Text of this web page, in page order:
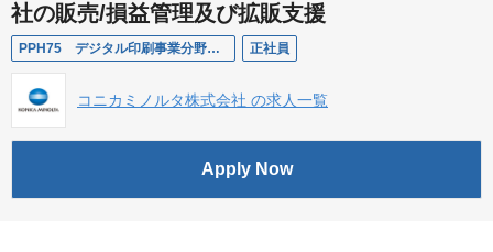
社の販売/損益管理及び拡販支援
PPH75 デジタル印刷事業分野における海外販社の販売/損益管理及び拡販支援 正社員
コニカミノルタ株式会社 の求人一覧
Apply Now